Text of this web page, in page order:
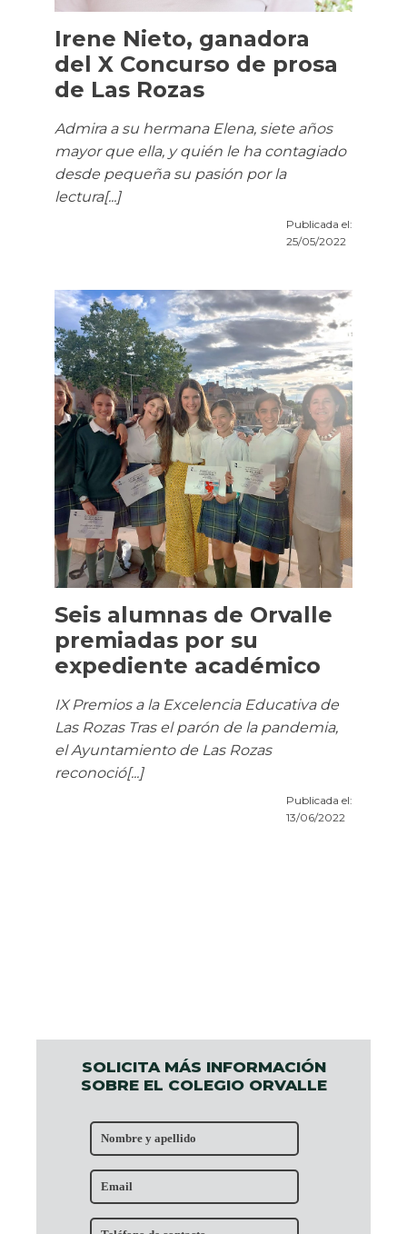
SOLICITA MÁS INFORMACIÓN
SOBRE EL COLEGIO ORVALLE
Irene Nieto, ganadora
del X Concurso de prosa
de Las Rozas
Admira a su hermana Elena, siete años
mayor que ella, y quién le ha contagiado
desde pequeña su pasión por la
lectura[...]
Publicada el:
25/05/2022
Seis alumnas de Orvalle
premiadas por su
expediente académico
IX Premios a la Excelencia Educativa de
Las Rozas Tras el parón de la pandemia,
el Ayuntamiento de Las Rozas
reconoció[...]
Publicada el:
13/06/2022